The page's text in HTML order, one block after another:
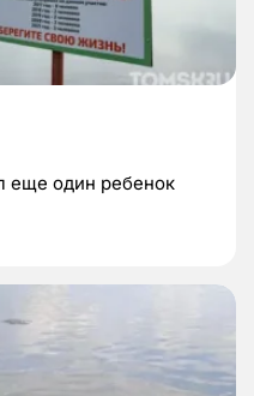
еще один ребенок